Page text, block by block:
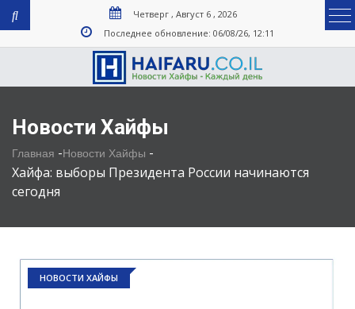
Четверг , Август 6 , 2026
Последнее обновление: 06/08/26, 12:11
Новости Хайфы
Главная -Новости Хайфы -
Хайфа: выборы Президента России начинаются
сегодня
НОВОСТИ ХАЙФЫ